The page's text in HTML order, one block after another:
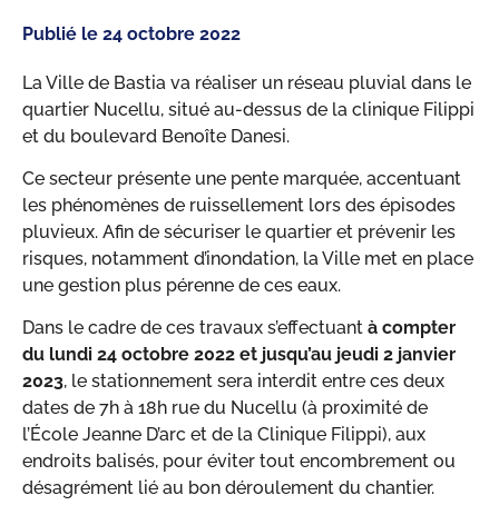
Publié le 24 octobre 2022
La Ville de Bastia va réaliser un réseau pluvial dans le
quartier Nucellu, situé au-dessus de la clinique Filippi
et du boulevard Benoîte Danesi.
Ce secteur présente une pente marquée, accentuant
les phénomènes de ruissellement lors des épisodes
pluvieux. Afin de sécuriser le quartier et prévenir les
risques, notamment d’inondation, la Ville met en place
une gestion plus pérenne de ces eaux.
Dans le cadre de ces travaux s’effectuant à compter
du lundi 24 octobre 2022 et jusqu’au jeudi 2 janvier
2023, le stationnement sera interdit entre ces deux
dates de 7h à 18h rue du Nucellu (à proximité de
l’École Jeanne D’arc et de la Clinique Filippi), aux
endroits balisés, pour éviter tout encombrement ou
désagrément lié au bon déroulement du chantier.